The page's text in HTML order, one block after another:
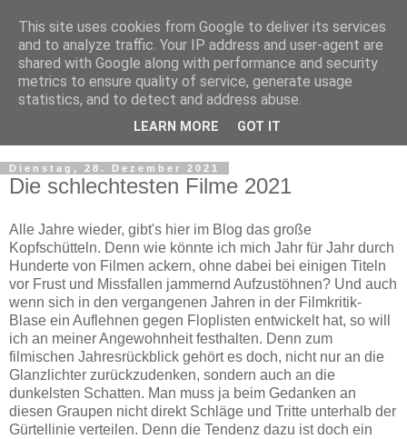
Dienstag, 28. Dezember 2021
Die schlechtesten Filme 2021
Alle Jahre wieder, gibt's hier im Blog das große
Kopfschütteln. Denn wie könnte ich mich Jahr für Jahr durch
Hunderte von Filmen ackern, ohne dabei bei einigen Titeln
vor Frust und Missfallen jammernd Aufzustöhnen? Und auch
wenn sich in den vergangenen Jahren in der Filmkritik-
Blase ein Auflehnen gegen Floplisten entwickelt hat, so will
ich an meiner Angewohnheit festhalten. Denn zum
filmischen Jahresrückblick gehört es doch, nicht nur an die
Glanzlichter zurückzudenken, sondern auch an die
dunkelsten Schatten. Man muss ja beim Gedanken an
diesen Graupen nicht direkt Schläge und Tritte unterhalb der
Gürtellinie verteilen. Denn die Tendenz dazu ist doch ein
This site uses cookies from Google to deliver its services
and to analyze traffic. Your IP address and user-agent are
shared with Google along with performance and security
metrics to ensure quality of service, generate usage
statistics, and to detect and address abuse.
LEARN MORE GOT IT